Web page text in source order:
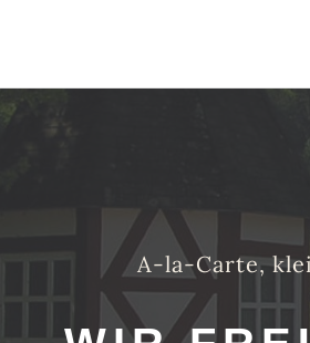
A-la-Carte,